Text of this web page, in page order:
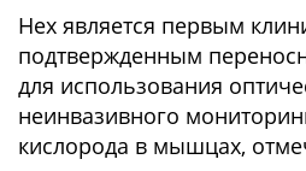
Hex является первым
подтвержденным
для использования
неинвазивного
кислорода в мышцах,